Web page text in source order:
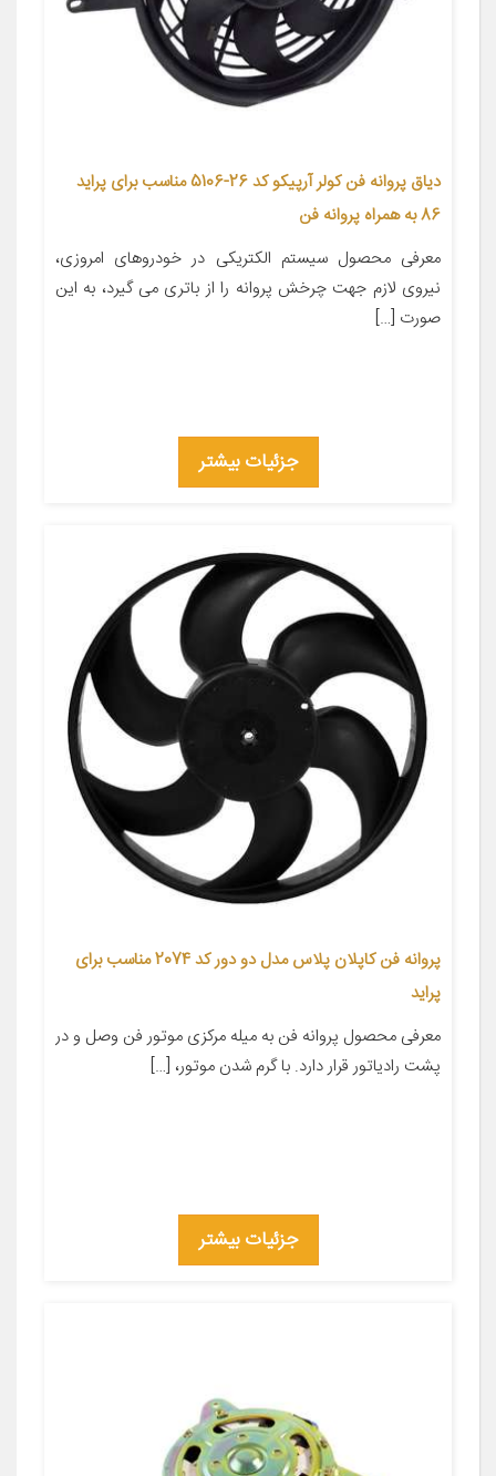
دیاق پروانه فن کولر آرپیکو کد 26-5106 مناسب برای پراید
86 به همراه پروانه فن
معرفی محصول سیستم الکتریکی در خودروهای امروزی،
نیروی لازم جهت چرخش پروانه را از باتری می گیرد، به این
صورت […]
جزئیات بیشتر
پروانه فن کاپلان پلاس مدل دو دور کد 2074 مناسب برای
پراید
معرفی محصول پروانه فن به میله مرکزی موتور فن وصل و در
پشت رادیاتور قرار دارد. با گرم شدن موتور، […]
جزئیات بیشتر